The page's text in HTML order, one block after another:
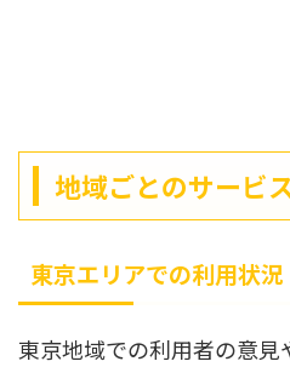
地域ごとのサービ
東京エリアでの利用状況
東京地域での利用者の意